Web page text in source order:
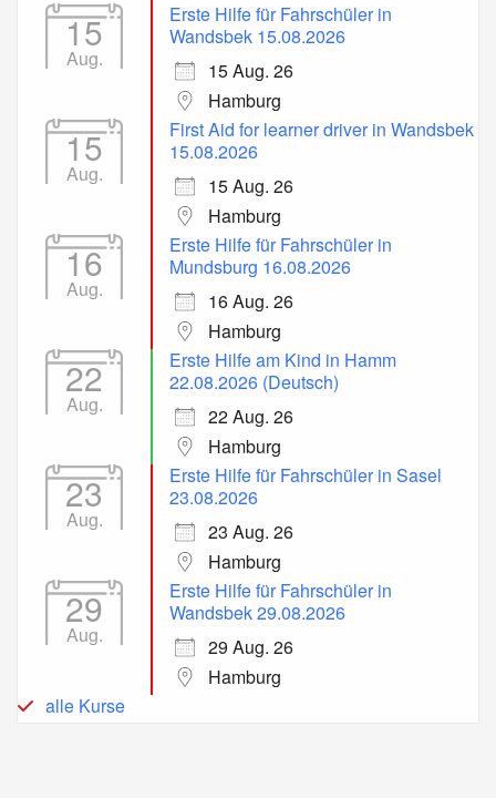
15
Aug.
Erste Hilfe für Fahrschüler in
Wandsbek 15.08.2026
15 Aug. 26
Hamburg
15
Aug.
First Aid for learner driver in Wandsbek
15.08.2026
15 Aug. 26
Hamburg
16
Aug.
Erste Hilfe für Fahrschüler in
Mundsburg 16.08.2026
16 Aug. 26
Hamburg
22
Aug.
Erste Hilfe am Kind in Hamm
22.08.2026 (Deutsch)
22 Aug. 26
Hamburg
23
Aug.
Erste Hilfe für Fahrschüler in Sasel
23.08.2026
23 Aug. 26
Hamburg
29
Aug.
Erste Hilfe für Fahrschüler in
Wandsbek 29.08.2026
29 Aug. 26
Hamburg
alle Kurse